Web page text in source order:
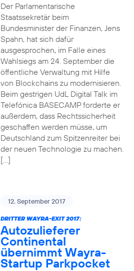
Der Parlamentarische
Staatssekretär beim
Bundesminister der Finanzen, Jens
Spahn, hat sich dafür
ausgesprochen, im Falle eines
Wahlsiegs am 24. September die
öffentliche Verwaltung mit Hilfe
von Blockchains zu modernisieren.
Beim gestrigen UdL Digital Talk im
Telefónica BASECAMP forderte er
außerdem, dass Rechtssicherheit
geschaffen werden müsse, um
Deutschland zum Spitzenreiter bei
der neuen Technologie zu machen.
[…]
12. September 2017
DRITTER WAYRA-EXIT 2017:
Autozulieferer
Continental
übernimmt Wayra-
Startup Parkpocket